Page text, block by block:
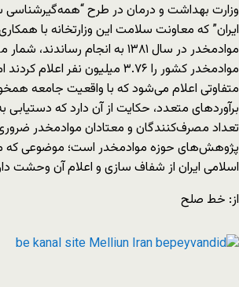
وزارت بهداشت و درمان در طرح
ایران” که معاونت سلامت این وزارتخانه با
موادمخدر در سال ۱۳۸۱ به انجام
موادمخدر کشور را ۳.۷۶ میلیون نفر
متفاوتی اعلام می‌شود که با واقعیت جامعه
برآوردهای متعدد، حکایت از آن دارد که
تعداد مصرف‌کنندگان و معتادان موادمخدر
پژوهش‌های حوزه موادمخدر است؛ موضوعی که
اسلامی ایران از شفاف سازی و اعلام آن وحشت
از: خط صلح